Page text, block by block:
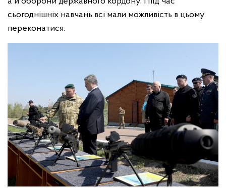
сьогоднішніх навчань всі мали можливість в цьому
переконатися.